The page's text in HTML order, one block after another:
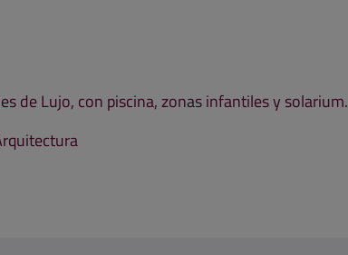
de Lujo, con piscina, zonas infantiles y solarium.